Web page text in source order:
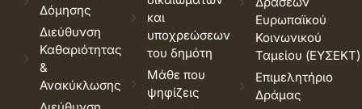
Δόμησης
Διεύθυνση
Καθαριότητας
&
Ανακύκλωσης
και
υποχρεώσεων
του δημότη
Μάθε που
ψηφίζεις
Ευρωπαϊκού
Κοινωνικού
Ταμείου (ΕΥΣΕΚΤ)
Επιμελητήριο
Δράμας